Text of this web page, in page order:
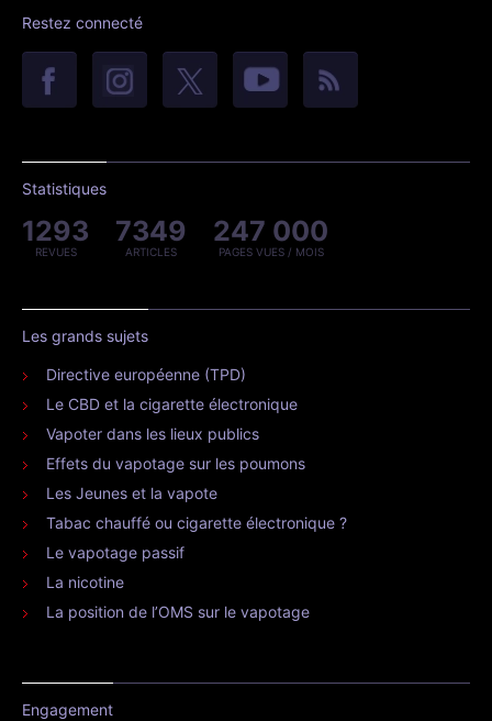
Restez connecté
Statistiques
1293
REVUES
7349
ARTICLES
247 000
PAGES VUES / MOIS
Les grands sujets
Directive européenne (TPD)
Le CBD et la cigarette électronique
Vapoter dans les lieux publics
Effets du vapotage sur les poumons
Les Jeunes et la vapote
Tabac chauffé ou cigarette électronique ?
Le vapotage passif
La nicotine
La position de l’OMS sur le vapotage
Engagement